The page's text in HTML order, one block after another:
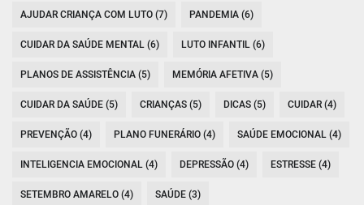
AJUDAR CRIANÇA COM LUTO (7) PANDEMIA (6)
CUIDAR DA SAÚDE MENTAL (6) LUTO INFANTIL (6)
PLANOS DE ASSISTÊNCIA (5) MEMÓRIA AFETIVA (5)
CUIDAR DA SAÚDE (5) CRIANÇAS (5) DICAS (5) CUIDAR (4)
PREVENÇÃO (4) PLANO FUNERÁRIO (4) SAÚDE EMOCIONAL (4)
INTELIGENCIA EMOCIONAL (4) DEPRESSÃO (4) ESTRESSE (4)
SETEMBRO AMARELO (4) SAÚDE (3)